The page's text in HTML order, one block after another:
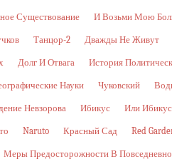
Существование И Возьми Мою
Танцор-2 Дважды Не Живут
Долг И Отвага История
Науки Чуковский
Невзорова Ибикус Или Ибикус
Naruto Красный Сад Red
Меры Предосторожности В